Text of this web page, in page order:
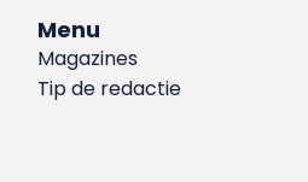
Menu
Magazines
Tip de redactie